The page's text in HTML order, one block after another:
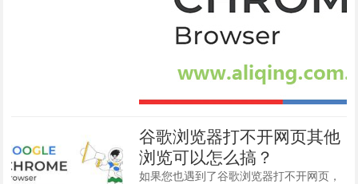
谷歌浏览器打不开网页其他
浏览可以怎么搞？
如果您也遇到了谷歌浏览器打不开网页，